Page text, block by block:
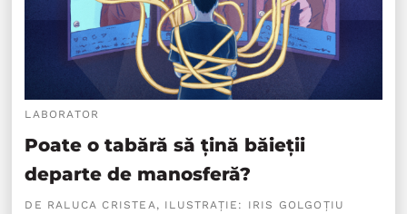
LABORATOR
Poate o tabără să țină băieții
departe de manosferă?
DE RALUCA CRISTEA, ILUSTRAȚIE: IRIS GOLGOȚIU